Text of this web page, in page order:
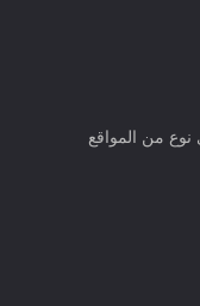
نوع من المواقع